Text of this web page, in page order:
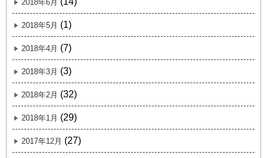
2018年6月
2018年5月 (1)
2018年4月 (7)
2018年3月 (3)
2018年2月 (32)
2018年1月 (29)
2017年12月 (27)